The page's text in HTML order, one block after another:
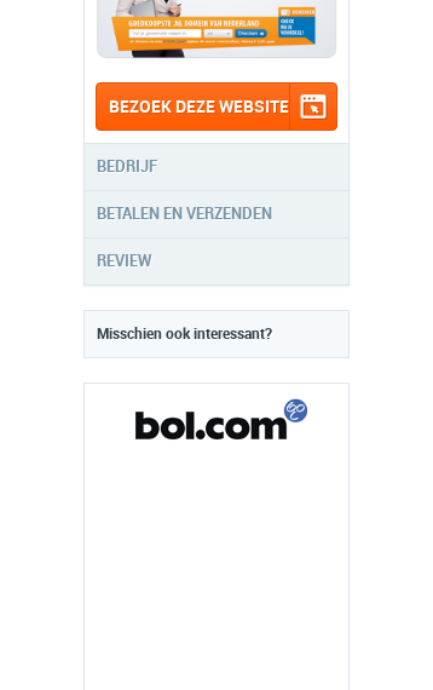
BEZOEK DEZE WEBSITE
BEDRIJF
BETALEN EN VERZENDEN
REVIEW
Misschien ook interessant?